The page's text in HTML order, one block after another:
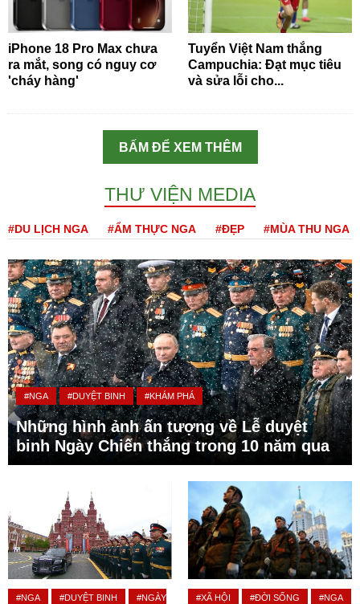
iPhone 18 Pro Max chưa
ra mắt, song có nguy cơ
'cháy hàng'
Tuyển Việt Nam thắng
Campuchia: Đạt mục tiêu
và sửa lỗi cho...
BẤM ĐỂ XEM THÊM
THƯ VIỆN MEDIA
#DU LỊCH NGA #ẨM THỰC NGA #ĐẸP #MÙA THU NGA
#NGA #DUYỆT BINH #KHÁM PHÁ
Những hình ảnh ấn tượng về Lễ duyệt
binh Ngày Chiến thắng trong 10 năm qua
#NGA #DUYỆT BINH
#NGÀY
#XÃ HỘI #ĐỜI SỐNG #NGA